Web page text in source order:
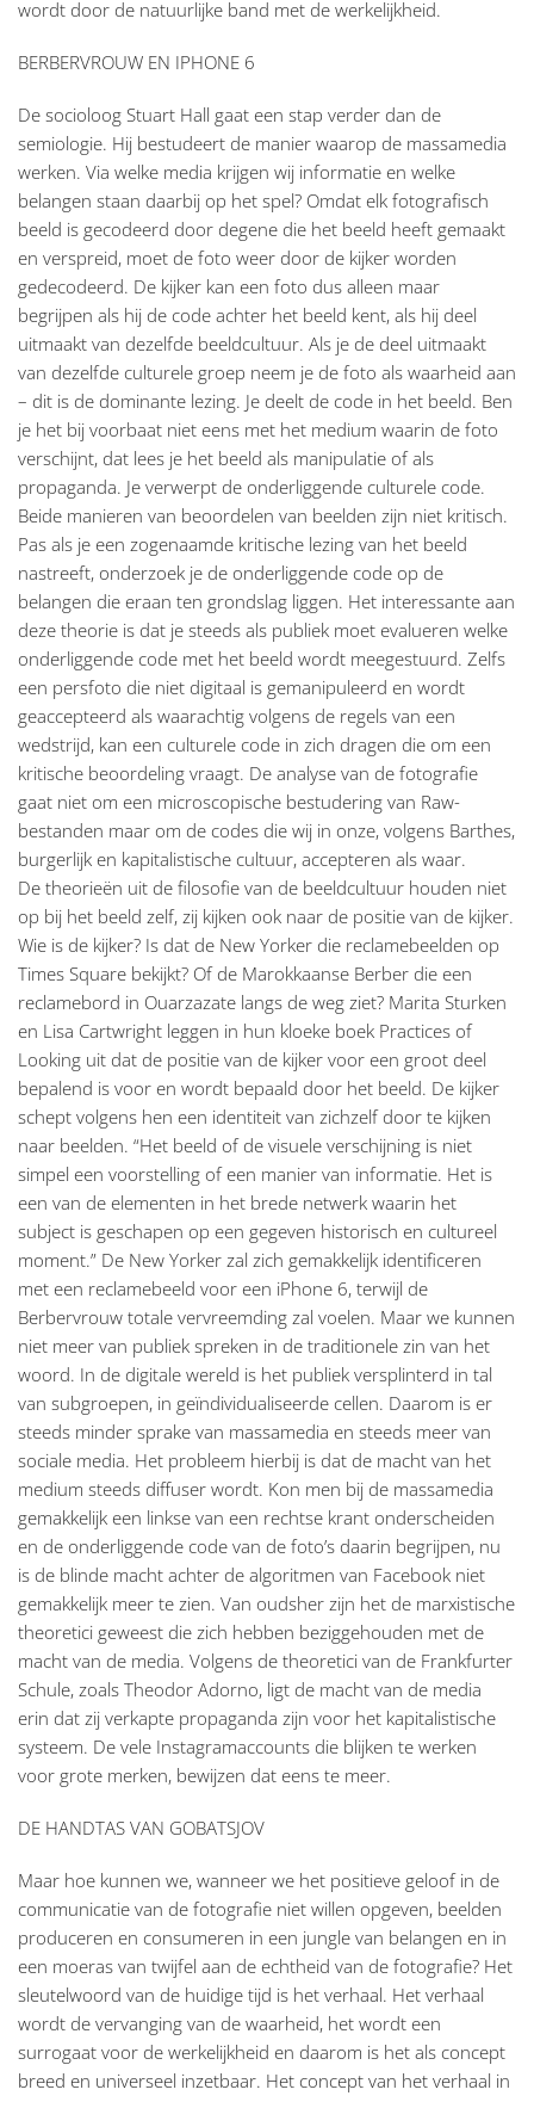
wordt door de natuurlijke band met de werkelijkheid.
BERBERVROUW EN IPHONE 6
De socioloog Stuart Hall gaat een stap verder dan de
semiologie. Hij bestudeert de manier waarop de massamedia
werken. Via welke media krijgen wij informatie en welke
belangen staan daarbij op het spel? Omdat elk fotografisch
beeld is gecodeerd door degene die het beeld heeft gemaakt
en verspreid, moet de foto weer door de kijker worden
gedecodeerd. De kijker kan een foto dus alleen maar
begrijpen als hij de code achter het beeld kent, als hij deel
uitmaakt van dezelfde beeldcultuur. Als je de deel uitmaakt
van dezelfde culturele groep neem je de foto als waarheid aan
– dit is de dominante lezing. Je deelt de code in het beeld. Ben
je het bij voorbaat niet eens met het medium waarin de foto
verschijnt, dat lees je het beeld als manipulatie of als
propaganda. Je verwerpt de onderliggende culturele code.
Beide manieren van beoordelen van beelden zijn niet kritisch.
Pas als je een zogenaamde kritische lezing van het beeld
nastreeft, onderzoek je de onderliggende code op de
belangen die eraan ten grondslag liggen. Het interessante aan
deze theorie is dat je steeds als publiek moet evalueren welke
onderliggende code met het beeld wordt meegestuurd. Zelfs
een persfoto die niet digitaal is gemanipuleerd en wordt
geaccepteerd als waarachtig volgens de regels van een
wedstrijd, kan een culturele code in zich dragen die om een
kritische beoordeling vraagt. De analyse van de fotografie
gaat niet om een microscopische bestudering van Raw-
bestanden maar om de codes die wij in onze, volgens Barthes,
burgerlijk en kapitalistische cultuur, accepteren als waar.
De theorieën uit de filosofie van de beeldcultuur houden niet
op bij het beeld zelf, zij kijken ook naar de positie van de kijker.
Wie is de kijker? Is dat de New Yorker die reclamebeelden op
Times Square bekijkt? Of de Marokkaanse Berber die een
reclamebord in Ouarzazate langs de weg ziet? Marita Sturken
en Lisa Cartwright leggen in hun kloeke boek Practices of
Looking uit dat de positie van de kijker voor een groot deel
bepalend is voor en wordt bepaald door het beeld. De kijker
schept volgens hen een identiteit van zichzelf door te kijken
naar beelden. “Het beeld of de visuele verschijning is niet
simpel een voorstelling of een manier van informatie. Het is
een van de elementen in het brede netwerk waarin het
subject is geschapen op een gegeven historisch en cultureel
moment.” De New Yorker zal zich gemakkelijk identificeren
met een reclamebeeld voor een iPhone 6, terwijl de
Berbervrouw totale vervreemding zal voelen. Maar we kunnen
niet meer van publiek spreken in de traditionele zin van het
woord. In de digitale wereld is het publiek versplinterd in tal
van subgroepen, in geïndividualiseerde cellen. Daarom is er
steeds minder sprake van massamedia en steeds meer van
sociale media. Het probleem hierbij is dat de macht van het
medium steeds diffuser wordt. Kon men bij de massamedia
gemakkelijk een linkse van een rechtse krant onderscheiden
en de onderliggende code van de foto’s daarin begrijpen, nu
is de blinde macht achter de algoritmen van Facebook niet
gemakkelijk meer te zien. Van oudsher zijn het de marxistische
theoretici geweest die zich hebben beziggehouden met de
macht van de media. Volgens de theoretici van de Frankfurter
Schule, zoals Theodor Adorno, ligt de macht van de media
erin dat zij verkapte propaganda zijn voor het kapitalistische
systeem. De vele Instagramaccounts die blijken te werken
voor grote merken, bewijzen dat eens te meer.
DE HANDTAS VAN GOBATSJOV
Maar hoe kunnen we, wanneer we het positieve geloof in de
communicatie van de fotografie niet willen opgeven, beelden
produceren en consumeren in een jungle van belangen en in
een moeras van twijfel aan de echtheid van de fotografie? Het
sleutelwoord van de huidige tijd is het verhaal. Het verhaal
wordt de vervanging van de waarheid, het wordt een
surrogaat voor de werkelijkheid en daarom is het als concept
breed en universeel inzetbaar. Het concept van het verhaal in